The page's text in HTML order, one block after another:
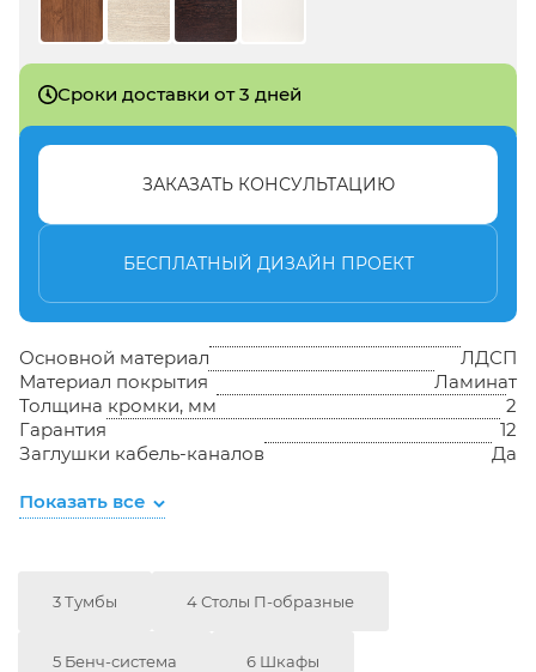
Сроки доставки от 3 дней
ЗАКАЗАТЬ КОНСУЛЬТАЦИЮ
БЕСПЛАТНЫЙ ДИЗАЙН ПРОЕКТ
Основной материал
ЛДСП
Материал покрытия
Ламинат
Толщина кромки, мм
2
Гарантия
12
Заглушки кабель-каналов
Да
Показать все
3 Тумбы 4 Столы П-образные
5 Бенч-система 6 Шкафы